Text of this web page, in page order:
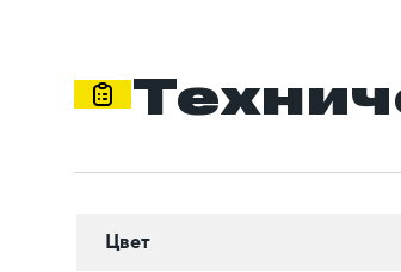
Цвет